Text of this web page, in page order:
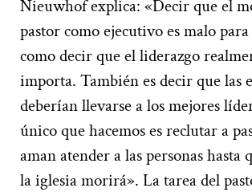
Nieuwhof explica: «Decir que el
pastor como ejecutivo es malo
como decir que el liderazgo
importa. También es decir que las
deberían llevarse a los mejores
único que hacemos es reclutar a
aman atender a las personas hasta
la iglesia morirá». La tarea del